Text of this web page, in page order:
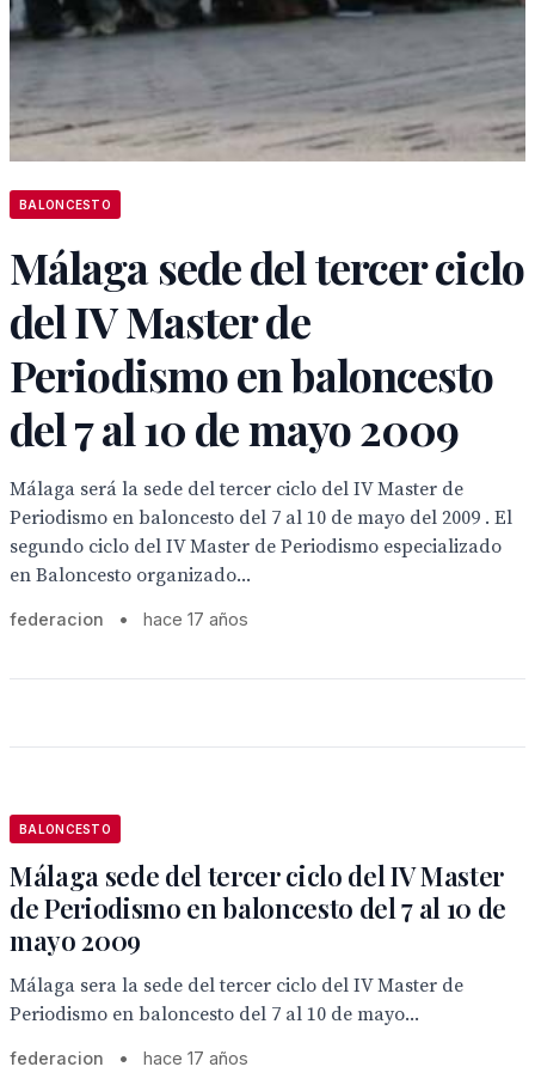
BALONCESTO
Málaga sede del tercer ciclo
del IV Master de
Periodismo en baloncesto
del 7 al 10 de mayo 2009
Málaga será la sede del tercer ciclo del IV Master de
Periodismo en baloncesto del 7 al 10 de mayo del 2009 . El
segundo ciclo del IV Master de Periodismo especializado
en Baloncesto organizado...
federacion • hace 17 años
BALONCESTO
Málaga sede del tercer ciclo del IV Master
de Periodismo en baloncesto del 7 al 10 de
mayo 2009
Málaga sera la sede del tercer ciclo del IV Master de
Periodismo en baloncesto del 7 al 10 de mayo...
federacion • hace 17 años